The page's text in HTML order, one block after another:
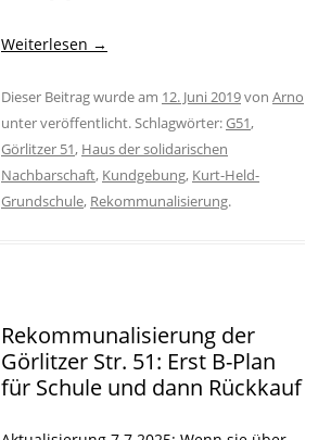
Weiterlesen →
Dieser Beitrag wurde am 12. Juni 2019von Arno
unter veröffentlicht. Schlagwörter:G51,
Görlitzer 51, Haus der solidarischen
Nachbarschaft, Kundgebung, Kurt-Held-
Grundschule, Rekommunalisierung.
Rekommunalisierung der
Görlitzer Str. 51: Erst B-Plan
für Schule und dann Rückkauf